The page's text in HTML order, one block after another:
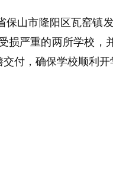
保山市隆阳区瓦窑镇
损严重的两所学校，
付，确保学校顺利